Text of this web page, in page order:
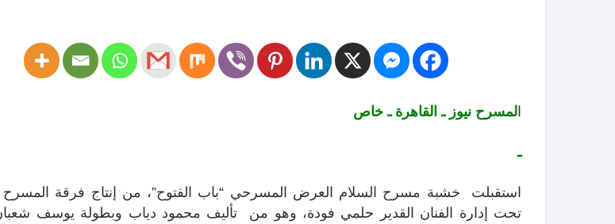
المسرح نيوز ـ القاهرة ـ خاص
ـ
استقبلت خشبة مسرح السلام العرض المسرحي “باب الفتوح”، من إنتاج فرقة المسرح
تحت إدارة الفنان القدير حلمي فودة، وهو من تأليف محمود دياب وبطولة يوسف